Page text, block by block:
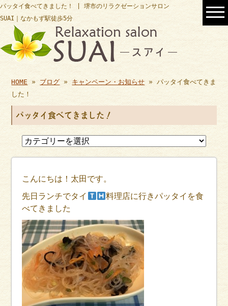
パッタイ食べてきました！ | 堺市のリラクゼーションサロン
SUAI｜なかもず駅徒歩5分
HOME » ブログ » キャンペーン・お知らせ » パッタイ食べてきま
した！
パッタイ食べてきました！
こんにちは！太田です。
先日ランチでタイ
料理店に行きパッタイを食
べてきました